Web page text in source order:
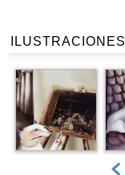
ILUSTRACIONES